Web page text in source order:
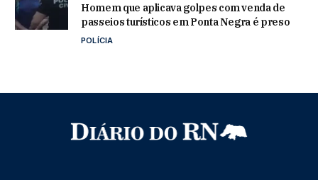
Homem que aplicava golpes com venda de
passeios turísticos em Ponta Negra é preso
POLÍCIA